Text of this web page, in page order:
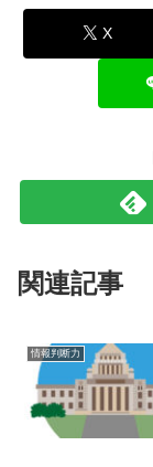
X
関連記事
情報判断力